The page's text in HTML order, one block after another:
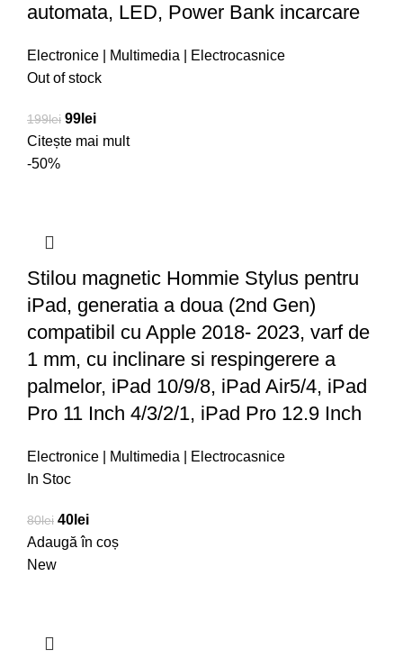
automata, LED, Power Bank incarcare
Electronice | Multimedia | Electrocasnice
Out of stock
199lei 99 lei
Citește mai mult
-50%
Stilou magnetic Hommie Stylus pentru
iPad, generatia a doua (2nd Gen)
compatibil cu Apple 2018- 2023, varf de
1 mm, cu inclinare si respingerere a
palmelor, iPad 10/9/8, iPad Air5/4, iPad
Pro 11 Inch 4/3/2/1, iPad Pro 12.9 Inch
Electronice | Multimedia | Electrocasnice
In Stoc
80lei 40 lei
Adaugă în coș
New